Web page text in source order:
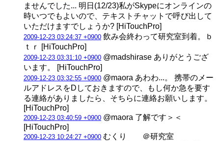
ませんでした... 明日(12/23)私がSkypeにオンラインの
時いつでもよいので、テキストチャットで呼び出して
いただけますでしょうか? [HiTouchPro]
2009-12-23 03:24:37 +0900 飲み会終わって研究室到着。ｂ
ｔｒ [HiTouchPro]
2009-12-23 03:31:10 +0900 @madshirase ありがとうござ
います。 [HiTouchPro]
2009-12-23 03:32:55 +0900 @maora あわわ...。 携帯のメー
ルアドレスをDしておきますので、もし何か急を要す
る連絡がありましたら、そちらに連絡お願いします。
[HiTouchPro]
2009-12-23 03:40:59 +0900 @maora 了解です＞＜
[HiTouchPro]
2009-12-23 10:24:27 +0900 むくり ＠研究室